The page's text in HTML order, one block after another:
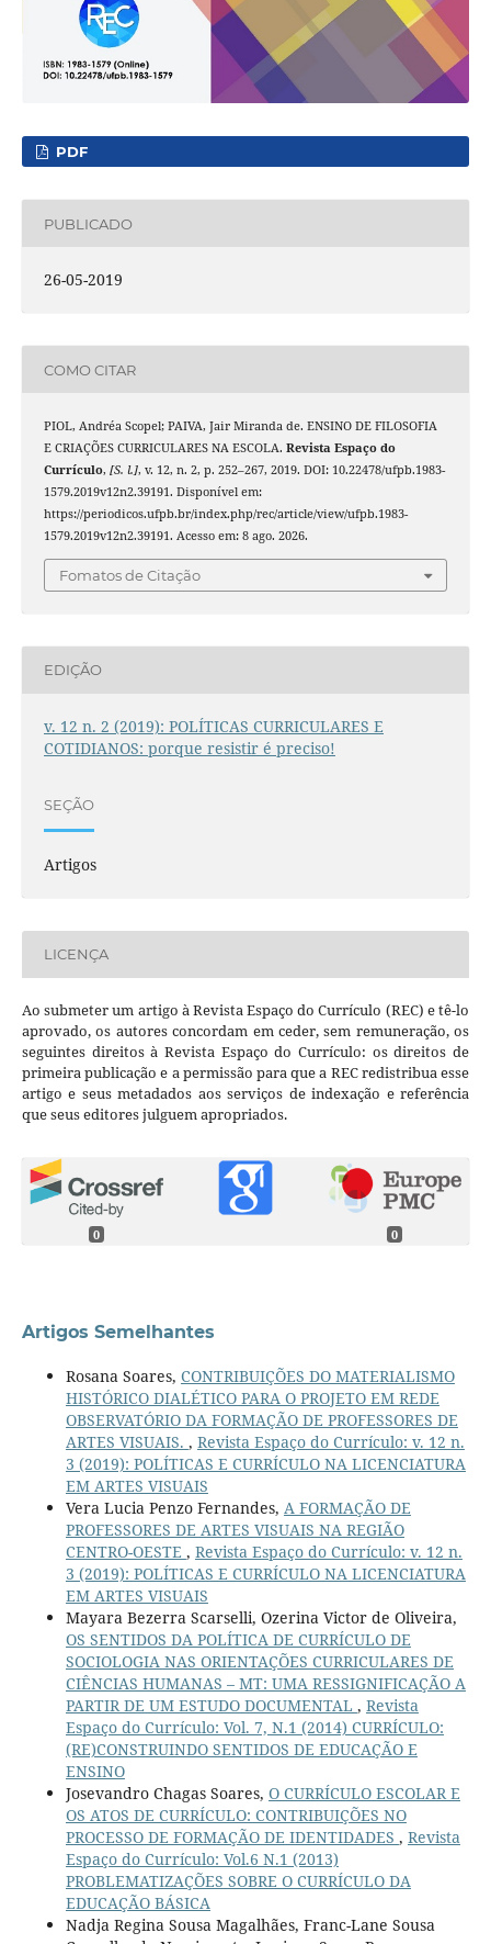
PDF
PUBLICADO
26-05-2019
COMO CITAR
PIOL, Andréa Scopel; PAIVA, Jair Miranda de. ENSINO DE FILOSOFIA
E CRIAÇÕES CURRICULARES NA ESCOLA. Revista Espaço do
Currículo, [S. l.], v. 12, n. 2, p. 252–267, 2019. DOI: 10.22478/ufpb.1983-
1579.2019v12n2.39191. Disponível em:
https://periodicos.ufpb.br/index.php/rec/article/view/ufpb.1983-
1579.2019v12n2.39191. Acesso em: 8 ago. 2026.
Fomatos de Citação
EDIÇÃO
v. 12 n. 2 (2019): POLÍTICAS CURRICULARES E
COTIDIANOS: porque resistir é preciso!
SEÇÃO
Artigos
LICENÇA
Ao submeter um artigo à Revista Espaço do Currículo (REC) e tê-lo
aprovado, os autores concordam em ceder, sem remuneração, os
seguintes direitos à Revista Espaço do Currículo: os direitos de
primeira publicação e a permissão para que a REC redistribua esse
artigo e seus metadados aos serviços de indexação e referência
que seus editores julguem apropriados.
0 0
Artigos Semelhantes
Rosana Soares, CONTRIBUIÇÕES DO MATERIALISMO
HISTÓRICO DIALÉTICO PARA O PROJETO EM REDE
OBSERVATÓRIO DA FORMAÇÃO DE PROFESSORES DE
ARTES VISUAIS. , Revista Espaço do Currículo: v. 12 n.
3 (2019): POLÍTICAS E CURRÍCULO NA LICENCIATURA
EM ARTES VISUAIS
Vera Lucia Penzo Fernandes, A FORMAÇÃO DE
PROFESSORES DE ARTES VISUAIS NA REGIÃO
CENTRO-OESTE , Revista Espaço do Currículo: v. 12 n.
3 (2019): POLÍTICAS E CURRÍCULO NA LICENCIATURA
EM ARTES VISUAIS
Mayara Bezerra Scarselli, Ozerina Victor de Oliveira,
OS SENTIDOS DA POLÍTICA DE CURRÍCULO DE
SOCIOLOGIA NAS ORIENTAÇÕES CURRICULARES DE
CIÊNCIAS HUMANAS – MT: UMA RESSIGNIFICAÇÃO A
PARTIR DE UM ESTUDO DOCUMENTAL , Revista
Espaço do Currículo: Vol. 7, N.1 (2014) CURRÍCULO:
(RE)CONSTRUINDO SENTIDOS DE EDUCAÇÃO E
ENSINO
Josevandro Chagas Soares, O CURRÍCULO ESCOLAR E
OS ATOS DE CURRÍCULO: CONTRIBUIÇÕES NO
PROCESSO DE FORMAÇÃO DE IDENTIDADES , Revista
Espaço do Currículo: Vol.6 N.1 (2013)
PROBLEMATIZAÇÕES SOBRE O CURRÍCULO DA
EDUCAÇÃO BÁSICA
Nadja Regina Sousa Magalhães, Franc-Lane Sousa